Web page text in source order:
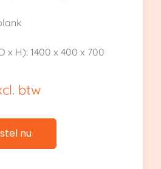
x H): 1400 x 400 x 700
btw
nu